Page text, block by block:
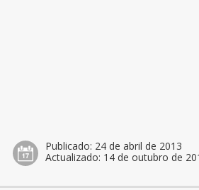
Publicado: 24 de abril de 2013
Actualizado: 14 de outubro de